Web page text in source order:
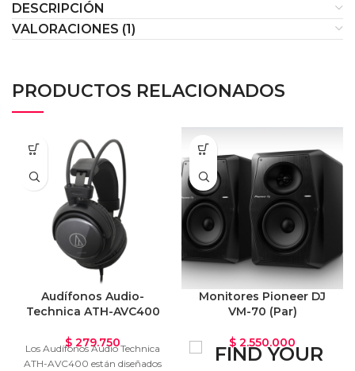
DESCRIPCIÓN
VALORACIONES (1)
PRODUCTOS RELACIONADOS
Audífonos Audio-
Technica ATH-AVC400
$ 279.750
Los Audífonos Audio Technica
ATH-AVC400 están diseñados
Monitores Pioneer DJ
VM-70 (Par)
$ 2.550.000